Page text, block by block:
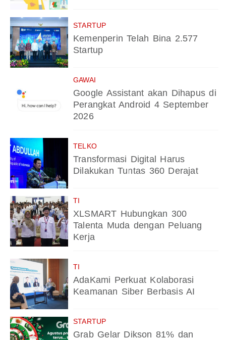
STARTUP
Kemenperin Telah Bina 2.577
Startup
GAWAI
Google Assistant akan Dihapus di
Perangkat Android 4 September
2026
TELKO
Transformasi Digital Harus
Dilakukan Tuntas 360 Derajat
TI
XLSMART Hubungkan 300
Talenta Muda dengan Peluang
Kerja
TI
AdaKami Perkuat Kolaborasi
Keamanan Siber Berbasis AI
STARTUP
Grab Gelar Dikson 81% dan